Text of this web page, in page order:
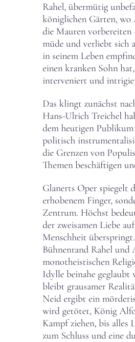
Rahel, übermütig
königlichen Gärten, wo
die Mauren vorbereiten
müde und verliebt sich
in seinem Leben
einen kranken Sohn
interveniert und
Das klingt zunächst
Hans-Ulrich Treichel
dem heutigen
politisch
die Grenzen von
Themen beschäftigen
Glanerts Oper
erhobenem Finger,
Zentrum. Höchst
der zweisamen Liebe
Menschheit
Bühnenrand Rahel
monotheistischen
Idylle beinahe geglaubt
bleibt grausamer
Neid ergibt ein
wird getötet, König
Kampf ziehen, bis alles
zum Schluss und eine